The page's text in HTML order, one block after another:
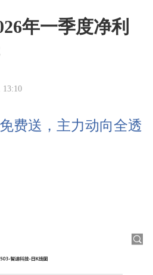
年一季度净利
13:10
费送，主力动向全透